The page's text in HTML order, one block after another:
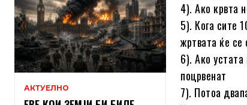
АКТУЕЛНО
4). Ако крвта
5). Кога сите
жртвата ќе се
6). Ако
поцрвенат
7). Потоа